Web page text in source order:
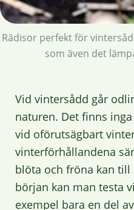
Rädisor perfekt för
som även det
Vid vintersådd går
naturen. Det finns
vid oförutsägbart
vinterförhållandena
blöta och fröna kan
början kan man testa
exempel bara en del